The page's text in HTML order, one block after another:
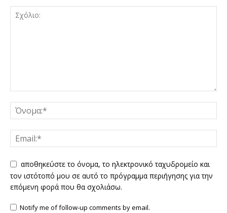
αποθηκεύστε το όνομα, το ηλεκτρονικό ταχυδρομείο και
τον ιστότοπό μου σε αυτό το πρόγραμμα περιήγησης για την
επόμενη φορά που θα σχολιάσω.
Notify me of follow-up comments by email.